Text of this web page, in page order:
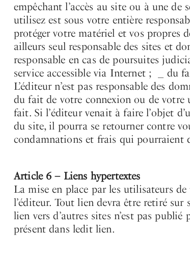
empêchant l’accès au site ou à une
utilisez est sous votre entière
protéger votre matériel et vos propres
ailleurs seul responsable des sites et
responsable en cas de poursuites
service accessible via Internet ; _ du
L’éditeur n’est pas responsable des
du fait de votre connexion ou de
fait. Si l’éditeur venait à faire l’objet
du site, il pourra se retourner contre
condamnations et frais qui pourraient
Article 6 – Liens hypertextes
La mise en place par les utilisateurs
l’éditeur. Tout lien devra être retiré
lien vers d’autres sites n’est pas
présent dans ledit lien.